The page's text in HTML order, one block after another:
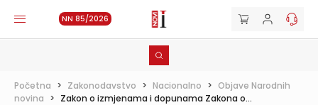
NN 85/2026
Početna > Zakonodavstvo > Nacionalno > Objave Narodnih
novina > Zakon o izmjenama i dopunama Zakona o...